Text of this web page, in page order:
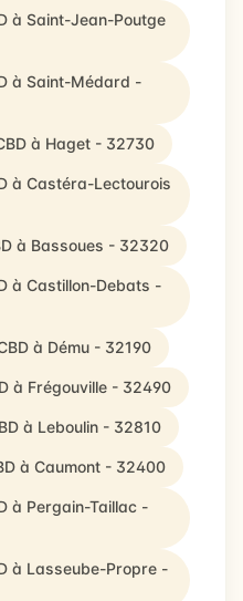
à Saint-Jean-Poutge
à Saint-Médard -
à Haget - 32730
à Castéra-Lectourois
à Bassoues - 32320
à Castillon-Debats -
à Dému - 32190
à Frégouville - 32490
à Leboulin - 32810
à Caumont - 32400
à Pergain-Taillac -
à Lasseube-Propre -